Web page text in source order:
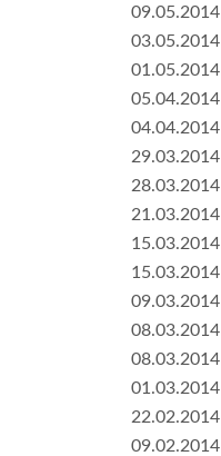
09.05.2014
03.05.2014
01.05.2014
05.04.2014
04.04.2014
29.03.2014
28.03.2014
21.03.2014
15.03.2014
15.03.2014
09.03.2014
08.03.2014
08.03.2014
01.03.2014
22.02.2014
09.02.2014